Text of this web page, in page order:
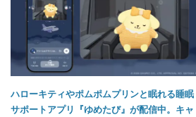
ハローキティやポムポムプリンと眠れる睡眠
サポートアプリ『ゆめたび』が配信中。キャ